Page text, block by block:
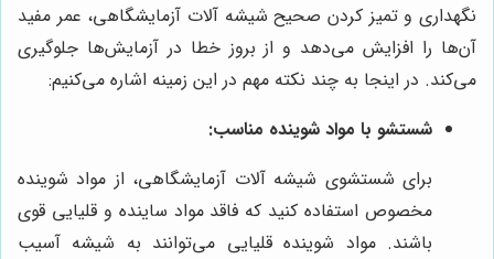
نگهداری و تمیز کردن صحیح شیشه آلات آزمایشگاهی، عمر مفید
آن‌ها را افزایش می‌دهد و از بروز خطا در آزمایش‌ها جلوگیری
می‌کند. در اینجا به چند نکته مهم در این زمینه اشاره می‌کنیم:
شستشو با مواد شوینده مناسب:
برای شستشوی شیشه آلات آزمایشگاهی، از مواد شوینده
مخصوص استفاده کنید که فاقد مواد ساینده و قلیایی قوی
باشند. مواد شوینده قلیایی می‌توانند به شیشه آسیب